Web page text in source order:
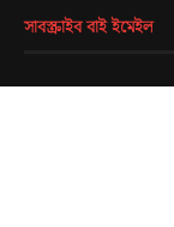
সাবস্ক্রাইব বাই ইমেইল